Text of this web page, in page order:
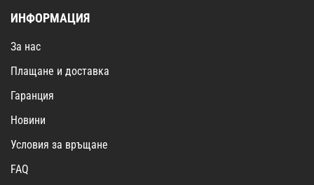
ИНФОРМАЦИЯ
За нас
Плащане и доставка
Гаранция
Новини
Условия за връщане
FAQ